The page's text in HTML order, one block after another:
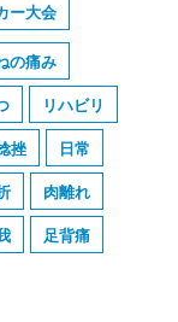
ー大会
の痛み
リハビリ
挫
日常
肉離れ
足背痛